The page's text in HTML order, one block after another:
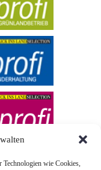
Technologien wie Cookies,